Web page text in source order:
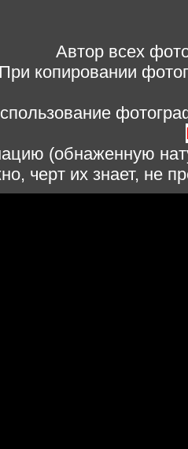
Автор всех
При копировании
(обнаженную
черт их знает, не